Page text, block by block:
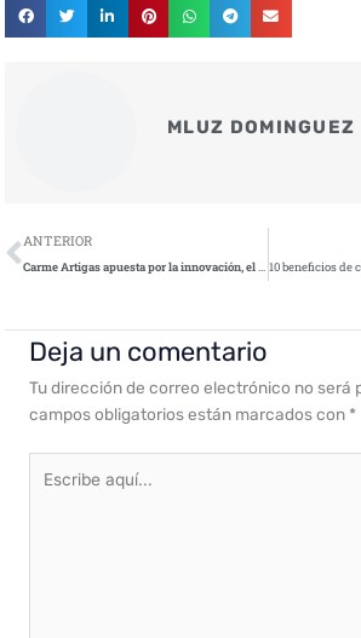
MLUZ DOMINGUEZ
Ant
ANTERIOR
Carme Artigas apuesta por la innovación, el talento y el emprendimiento en ciberseguridad en los Premios STARtup
Deja un comentario
Tu dirección de correo electrónico no será
campos obligatorios están marcados con *
aquí...